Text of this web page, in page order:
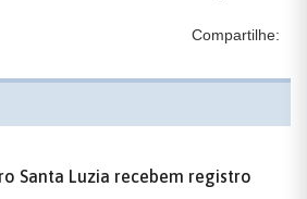
Compartilhe:
Santa Luzia recebem registro